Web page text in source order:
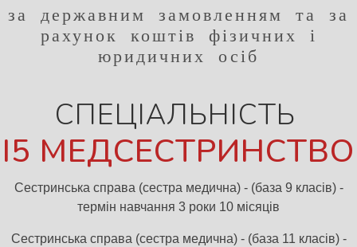
за державним замовленням та за
рахунок коштів фізичних і
юридичних осіб
СПЕЦІАЛЬНІСТЬ
І5 МЕДСЕСТРИНСТВО
Сестринська справа (сестра медична) - (база 9 класів) -
термін навчання 3 роки 10 місяців
Сестринська справа (сестра медична) - (база 11 класів) -